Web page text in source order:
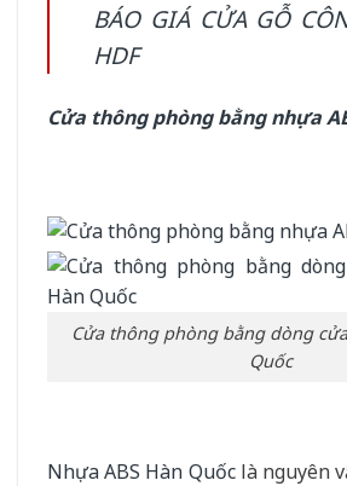
BÁO GIÁ CỬA GỖ
HDF
Cửa thông phòng bằng nhựa
Cửa thông phòng bằng dòng
Quốc
Nhựa ABS Hàn Quốclà nguyên